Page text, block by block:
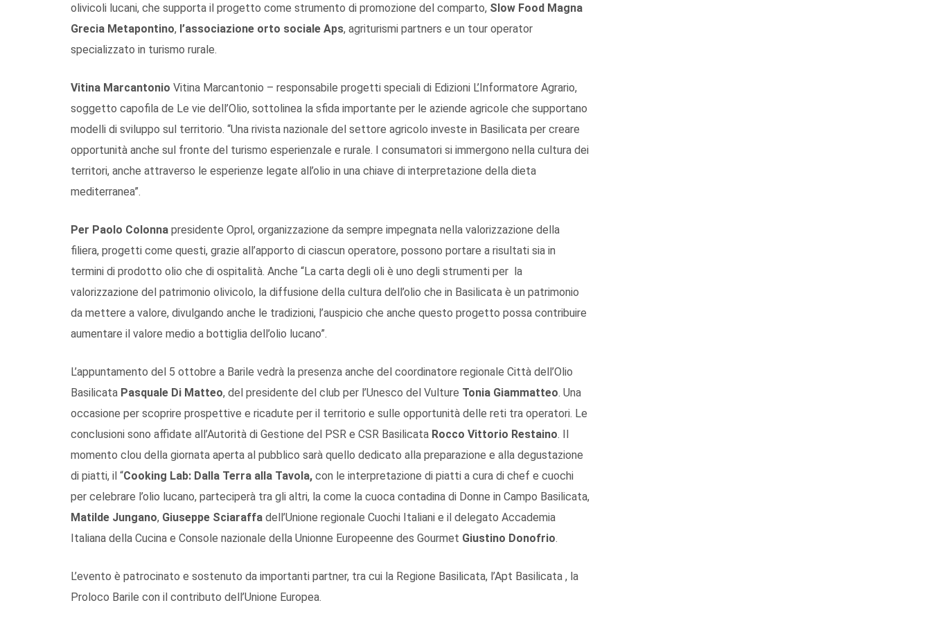
olivicoli lucani, che supporta il progetto come strumento di promozione del comparto, Slow Food Magna
Grecia Metapontino, l’associazione orto sociale Aps, agriturismi partners e un tour operator
specializzato in turismo rurale.
Vitina Marcantonio Vitina Marcantonio – responsabile progetti speciali di Edizioni L’Informatore Agrario,
soggetto capofila de Le vie dell’Olio, sottolinea la sfida importante per le aziende agricole che supportano
modelli di sviluppo sul territorio. “Una rivista nazionale del settore agricolo investe in Basilicata per creare
opportunità anche sul fronte del turismo esperienzale e rurale. I consumatori si immergono nella cultura dei
territori, anche attraverso le esperienze legate all’olio in una chiave di interpretazione della dieta
mediterranea”.
Per Paolo Colonna presidente Oprol, organizzazione da sempre impegnata nella valorizzazione della
filiera, progetti come questi, grazie all’apporto di ciascun operatore, possono portare a risultati sia in
termini di prodotto olio che di ospitalità. Anche “La carta degli oli è uno degli strumenti per la
valorizzazione del patrimonio olivicolo, la diffusione della cultura dell’olio che in Basilicata è un patrimonio
da mettere a valore, divulgando anche le tradizioni, l’auspicio che anche questo progetto possa contribuire
aumentare il valore medio a bottiglia dell’olio lucano”.
L’appuntamento del 5 ottobre a Barile vedrà la presenza anche del coordinatore regionale Città dell’Olio
Basilicata Pasquale Di Matteo, del presidente del club per l’Unesco del Vulture Tonia Giammatteo. Una
occasione per scoprire prospettive e ricadute per il territorio e sulle opportunità delle reti tra operatori. Le
conclusioni sono affidate all’Autorità di Gestione del PSR e CSR Basilicata Rocco Vittorio Restaino. Il
momento clou della giornata aperta al pubblico sarà quello dedicato alla preparazione e alla degustazione
di piatti, il “Cooking Lab: Dalla Terra alla Tavola, con le interpretazione di piatti a cura di chef e cuochi
per celebrare l’olio lucano, parteciperà tra gli altri, la come la cuoca contadina di Donne in Campo Basilicata,
Matilde Jungano, Giuseppe Sciaraffa dell’Unione regionale Cuochi Italiani e il delegato Accademia
Italiana della Cucina e Console nazionale della Unionne Europeenne des Gourmet Giustino Donofrio.
L’evento è patrocinato e sostenuto da importanti partner, tra cui la Regione Basilicata, l’Apt Basilicata , la
Proloco Barile con il contributo dell’Unione Europea.